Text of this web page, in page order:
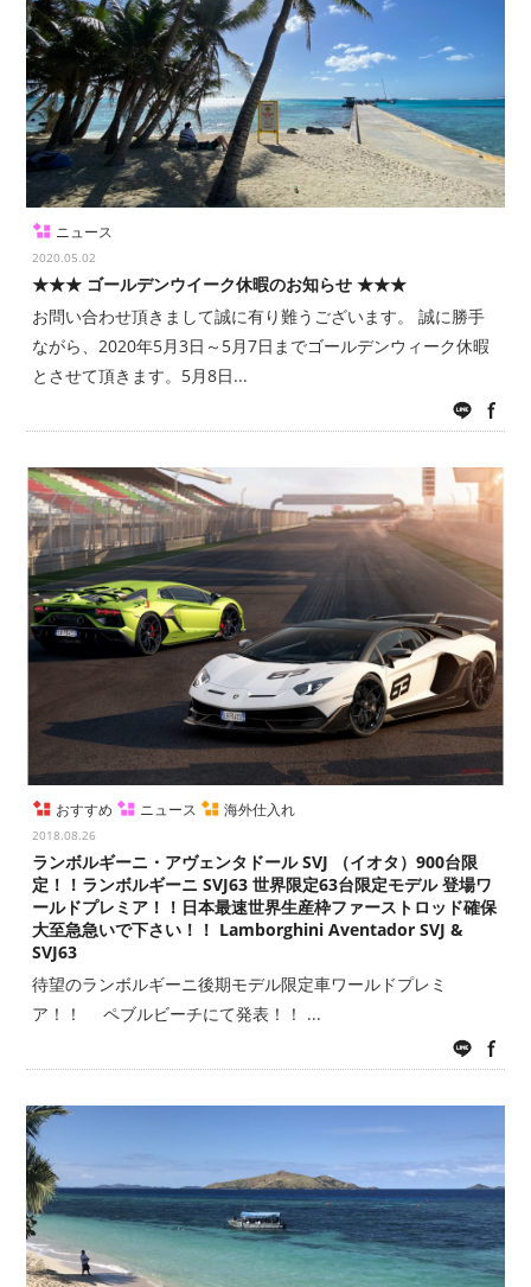
ニュース
2020.05.02
★★★ ゴールデンウイーク休暇のお知らせ ★★★
お問い合わせ頂きまして誠に有り難うございます。 誠に勝手
ながら、2020年5月3日～5月7日までゴールデンウィーク休暇
とさせて頂きます。5月8日...
LINE
おすすめ ニュース 海外仕入れ
2018.08.26
ランボルギーニ・アヴェンタドール SVJ （イオタ）900台限
定！！ランボルギーニ SVJ63 世界限定63台限定モデル 登場ワ
ールドプレミア！！日本最速世界生産枠ファーストロッド確保
大至急急いで下さい！！ Lamborghini Aventador SVJ &
SVJ63
待望のランボルギーニ後期モデル限定車ワールドプレミ
ア！！ ペブルビーチにて発表！！ ...
LINE